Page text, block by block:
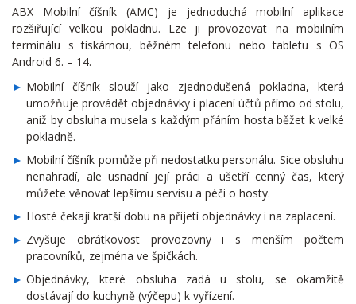
ABX Mobilní číšník (AMC) je jednoduchá mobilní aplikace
rozšiřující velkou pokladnu. Lze ji provozovat na mobilním
terminálu s tiskárnou, běžném telefonu nebo tabletu s OS
Android 6. – 14.
Mobilní číšník slouží jako zjednodušená pokladna, která
umožňuje provádět objednávky i placení účtů přímo od stolu,
aniž by obsluha musela s každým přáním hosta běžet k velké
pokladně.
Mobilní číšník pomůže při nedostatku personálu. Sice obsluhu
nenahradí, ale usnadní její práci a ušetří cenný čas, který
můžete věnovat lepšímu servisu a péči o hosty.
Hosté čekají kratší dobu na přijetí objednávky i na zaplacení.
Zvyšuje obrátkovost provozovny i s menším počtem
pracovníků, zejména ve špičkách.
Objednávky, které obsluha zadá u stolu, se okamžitě
dostávají do kuchyně (výčepu) k vyřízení.